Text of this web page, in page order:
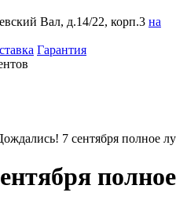
Вал, д.14/22, корп.3 на
Гарантия
7 сентября полное